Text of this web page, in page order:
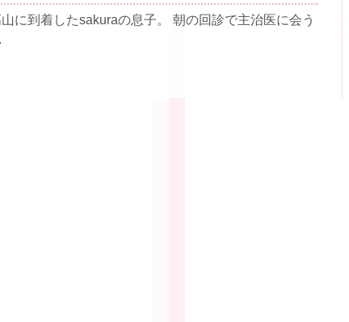
に到着したsakuraの息子。 朝の回診で主治医に会う